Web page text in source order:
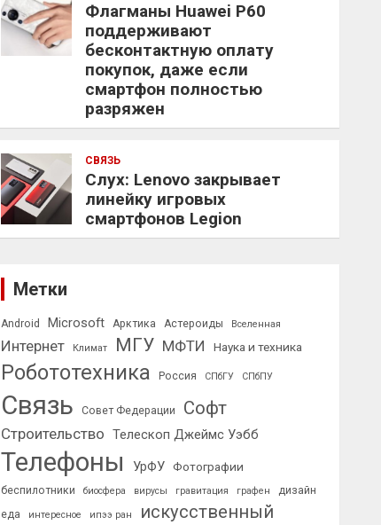
Флагманы Huawei P60
поддерживают
бесконтактную оплату
покупок, даже если
смартфон полностью
разряжен
СВЯЗЬ
Слух: Lenovo закрывает
линейку игровых
смартфонов Legion
Метки
Android Microsoft Арктика Астероиды Вселенная
Интернет Климат МГУ МФТИ Наука и техника
Робототехника Россия СПбГУ СПбПУ
Связь Совет Федерации Софт
Строительство Телескоп Джеймс Уэбб
Телефоны УрФУ Фотографии
беспилотники биосфера вирусы гравитация графен
дизайн
еда
интересное ипээ ран
искусственный